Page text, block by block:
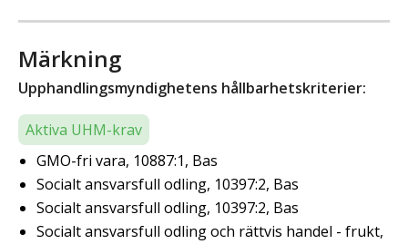
Märkning
Upphandlingsmyndighetens hållbarhetskriterier:
Aktiva UHM-krav
GMO-fri vara, 10887:1, Bas
Socialt ansvarsfull odling, 10397:2, Bas
Socialt ansvarsfull odling, 10397:2, Bas
Socialt ansvarsfull odling och rättvis handel - frukt,